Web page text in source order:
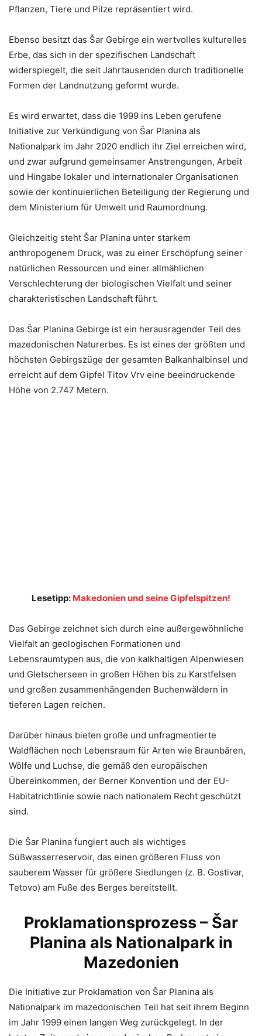
Pflanzen, Tiere und Pilze repräsentiert wird.
Ebenso besitzt das Šar Gebirge ein wertvolles kulturelles
Erbe, das sich in der spezifischen Landschaft
widerspiegelt, die seit Jahrtausenden durch traditionelle
Formen der Landnutzung geformt wurde.
Es wird erwartet, dass die 1999 ins Leben gerufene
Initiative zur Verkündigung von Šar Planina als
Nationalpark im Jahr 2020 endlich ihr Ziel erreichen wird,
und zwar aufgrund gemeinsamer Anstrengungen, Arbeit
und Hingabe lokaler und internationaler Organisationen
sowie der kontinuierlichen Beteiligung der Regierung und
dem Ministerium für Umwelt und Raumordnung.
Gleichzeitig steht Šar Planina unter starkem
anthropogenem Druck, was zu einer Erschöpfung seiner
natürlichen Ressourcen und einer allmählichen
Verschlechterung der biologischen Vielfalt und seiner
charakteristischen Landschaft führt.
Das Šar Planina Gebirge ist ein herausragender Teil des
mazedonischen Naturerbes. Es ist eines der größten und
höchsten Gebirgszüge der gesamten Balkanhalbinsel und
erreicht auf dem Gipfel Titov Vrv eine beeindruckende
Höhe von 2.747 Metern.
Lesetipp: Makedonien und seine Gipfelspitzen!
Das Gebirge zeichnet sich durch eine außergewöhnliche
Vielfalt an geologischen Formationen und
Lebensraumtypen aus, die von kalkhaltigen Alpenwiesen
und Gletscherseen in großen Höhen bis zu Karstfelsen
und großen zusammenhängenden Buchenwäldern in
tieferen Lagen reichen.
Darüber hinaus bieten große und unfragmentierte
Waldflächen noch Lebensraum für Arten wie Braunbären,
Wölfe und Luchse, die gemäß den europäischen
Übereinkommen, der Berner Konvention und der EU-
Habitatrichtlinie sowie nach nationalem Recht geschützt
sind.
Die Šar Planina fungiert auch als wichtiges
Süßwasserreservoir, das einen größeren Fluss von
sauberem Wasser für größere Siedlungen (z. B. Gostivar,
Tetovo) am Fuße des Berges bereitstellt.
Proklamationsprozess – Šar
Planina als Nationalpark in
Mazedonien
Die Initiative zur Proklamation von Šar Planina als
Nationalpark im mazedonischen Teil hat seit ihrem Beginn
im Jahr 1999 einen langen Weg zurückgelegt. In der